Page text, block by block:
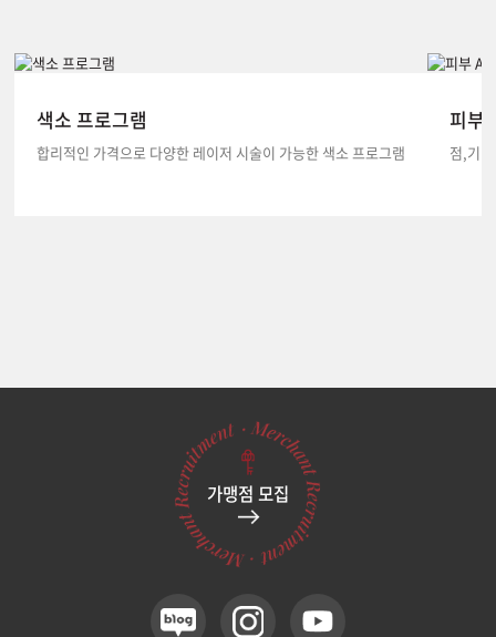
색소 프로그램
합리적인 가격으로 다양한 레이저 시술이 가능한 색소 프로그램
피부
점,기
가맹점 모집